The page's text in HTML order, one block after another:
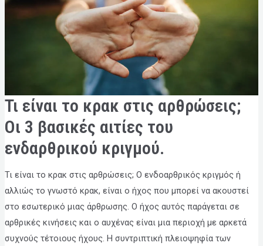
Τι είναι το κρακ στις αρθρώσεις;
Οι 3 βασικές αιτίες του
ενδαρθρικού κριγμού.
Τι είναι το κρακ στις αρθρώσεις; Ο ενδοαρθρικός κριγμός ή
αλλιώς το γνωστό κρακ, είναι ο ήχος που μπορεί να ακουστεί
στο εσωτερικό μιας άρθρωσης. Ο ήχος αυτός παράγεται σε
αρθρικές κινήσεις και ο αυχένας είναι μια περιοχή με αρκετά
συχνούς τέτοιους ήχους. Η συντριπτική πλειοψηφία των
ΤΙ
ΕΊΝΑΙ
ΤΟ
ΚΡΑΚ
ΣΤΙΣ
ΑΡΘΡΏΣΕΙΣ;
ΟΙ
3
ΒΑΣΙΚΈΣ
ΤΟΥ
ΕΝΔΑΡΘΡΙΚΟΎ
ΚΡΙΓΜΟΎ.